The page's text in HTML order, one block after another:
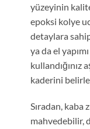
yüzeyinin
epoksi kolye
detaylara
ya da el
kullandığınız
kaderini
Sıradan, kaba
mahvedebilir,